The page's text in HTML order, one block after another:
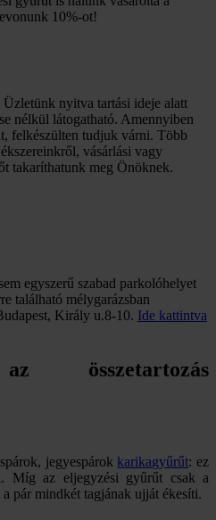
10%-ot!
nyitva tartási ideje alatt
nélkül látogatható. Amennyiben
felkészülten tudjuk várni. Több
vásárlási vagy
takaríthatunk meg Önöknek.
egyszerű szabad parkolóhelyet
található mélygarázsban
Király u.8-10. Ide kattintva
összetartozás
jegyespárok karikagyűrűt: ez
Míg az eljegyzési gyűrűt csak a
pár mindkét tagjának ujját ékesíti.